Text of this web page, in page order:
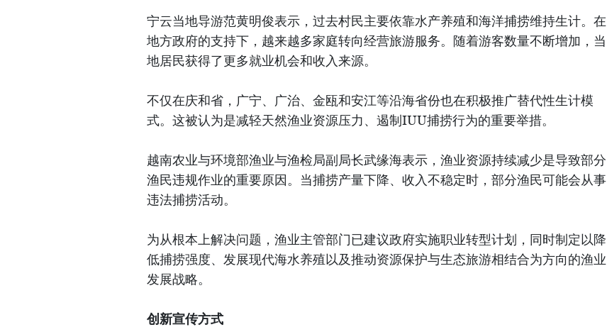
宁云当地导游范黄明俊表示，过去村民主要依靠水产养殖和海洋捕捞维持生计。在
地方政府的支持下，越来越多家庭转向经营旅游服务。随着游客数量不断增加，当
地居民获得了更多就业机会和收入来源。
不仅在庆和省，广宁、广治、金瓯和安江等沿海省份也在积极推广替代性生计模
式。这被认为是减轻天然渔业资源压力、遏制IUU捕捞行为的重要举措。
越南农业与环境部渔业与渔检局副局长武缘海表示，渔业资源持续减少是导致部分
渔民违规作业的重要原因。当捕捞产量下降、收入不稳定时，部分渔民可能会从事
违法捕捞活动。
为从根本上解决问题，渔业主管部门已建议政府实施职业转型计划，同时制定以降
低捕捞强度、发展现代海水养殖以及推动资源保护与生态旅游相结合为方向的渔业
发展战略。
创新宣传方式